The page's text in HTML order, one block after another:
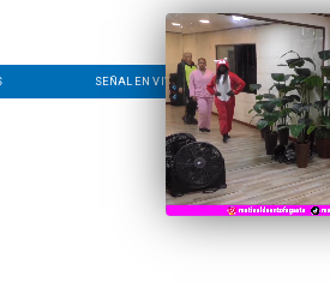
SEÑAL EN VIVO CONTACTO